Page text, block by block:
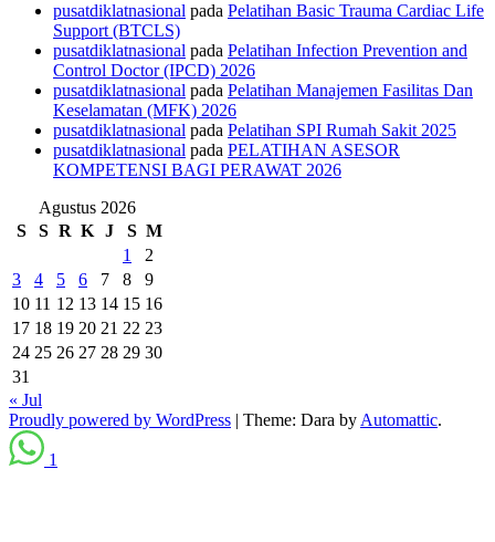
pusatdiklatnasional pada Pelatihan Basic Trauma Cardiac Life
Support (BTCLS)
pusatdiklatnasional pada Pelatihan Infection Prevention and
Control Doctor (IPCD) 2026
pusatdiklatnasional pada Pelatihan Manajemen Fasilitas Dan
Keselamatan (MFK) 2026
pusatdiklatnasional pada Pelatihan SPI Rumah Sakit 2025
pusatdiklatnasional pada PELATIHAN ASESOR
KOMPETENSI BAGI PERAWAT 2026
Agustus 2026
S
S R K J S M
1
2
3
4 5 6 7 8
9
10 11 12 13 14 15 16
17 18 19 20 21 22 23
24 25 26 27 28 29 30
31
« Jul
Proudly powered by WordPress
Theme: Dara byAutomattic.
1